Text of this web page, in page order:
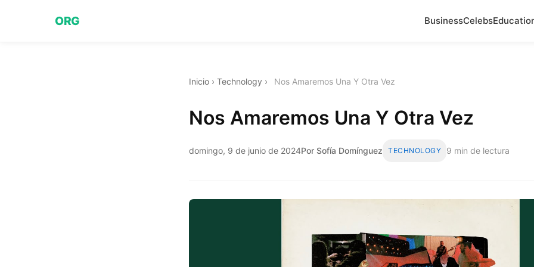
ORG BusinessCelebs
Inicio › Technology › Nos Amaremos Una Y Otra Vez
Nos Amaremos Una Y Otra Vez
domingo, 9 de junio de 2024Por Sofía Domínguez TECHNOLOGY 9 min de lectura